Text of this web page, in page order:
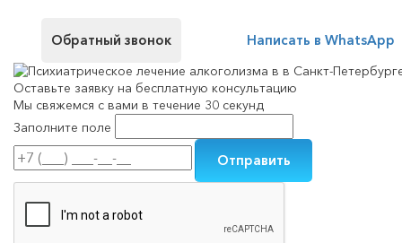
Обратный звонок Написать в WhatsApp
Оставьте заявку на бесплатную консультацию
Мы свяжемся с вами в течение 30 секунд
Заполните поле